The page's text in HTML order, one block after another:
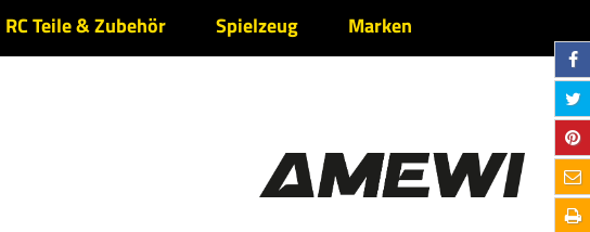
RC Teile & Zubehör Spielzeug Marken